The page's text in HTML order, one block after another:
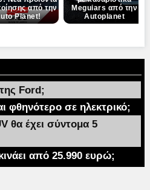
από την
Planet!
Meguiars από την
Autoplanet
Ford;
φθηνότερο σε ηλεκτρικό;
θα έχει σύντομα 5
από 25.990 ευρώ;